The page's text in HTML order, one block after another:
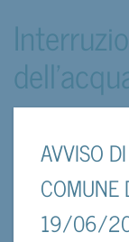
AVVISO
COMUNE
19/06/